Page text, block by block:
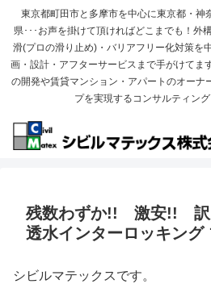
東京都町田市と多摩市を中心に東京都・神
県･･･お声を掛けて頂ければどこまでも！外
滑(プロの滑り止め)・バリアフリー化対策を
画・設計・アフターサービスまで手がけてま
の開発や賃貸マンション・アパートのオーナ
プを実現するコンサルティング
残数わずか!! 激安!! 訳
透水インターロッキング
シビルマテックスです。